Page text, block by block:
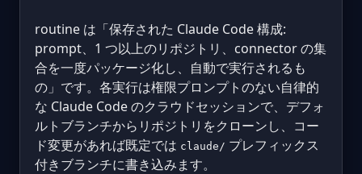
routine は「保存された Claude Code 構成:
prompt、1 つ以上のリポジトリ、connector の集
合を一度パッケージ化し、自動で実行されるも
の」です。各実行は権限プロンプトのない自律的
な Claude Code のクラウドセッションで、デフォ
ルトブランチからリポジトリをクローンし、コー
ド変更があれば既定では claude/ プレフィックス
付きブランチに書き込みます。